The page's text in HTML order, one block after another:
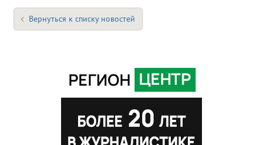
Вернуться к списку новостей